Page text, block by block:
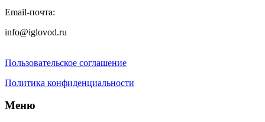
Email-почта:
info@iglovod.ru
Пользовательское соглашение
Политика конфиденциальности
Меню